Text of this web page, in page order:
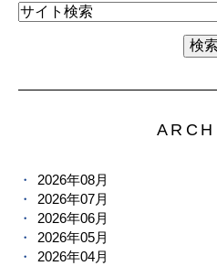
2026年08月
2026年07月
2026年06月
2026年05月
2026年04月